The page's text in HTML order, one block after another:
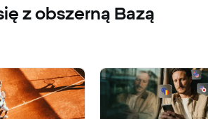
z obszerną Bazą